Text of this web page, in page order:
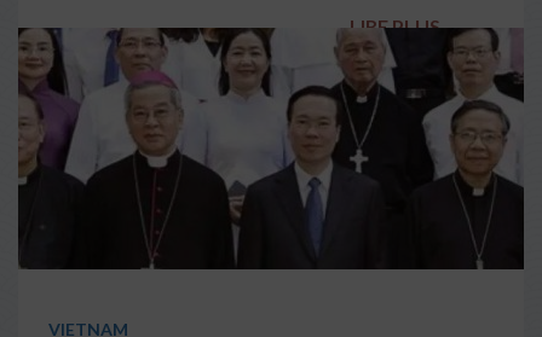
LIRE PLUS →
VIETNAM